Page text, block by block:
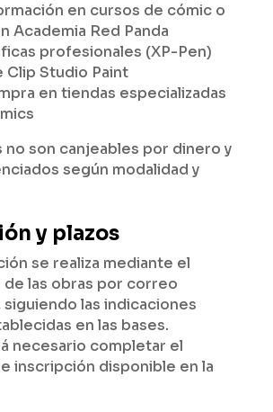
en cursos de cómic o
Academia Red Panda
profesionales (XP-Pen)
Clip Studio Paint
en tiendas especializadas
no son canjeables por dinero y
según modalidad y
y plazos
se realiza mediante el
las obras por correo
las indicaciones
en las bases.
necesario completar el
inscripción disponible en la